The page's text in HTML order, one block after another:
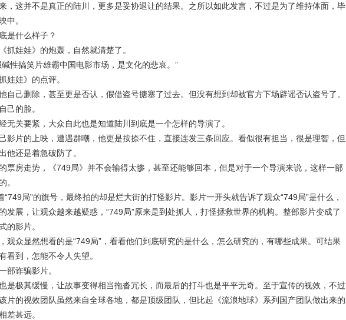
，这并不是真正的陆川，更多是妥协退让的结果。之所以如此发言，不过是为了维持体面，毕
中。
是什么样子？
抓娃娃》的炮轰，自然就清楚了。
碱性搞笑片雄霸中国电影市场，是文化的悲哀。”
娃娃》的点评。
自己删除，甚至更是否认，假借盗号搪塞了过去。但没有想到却被官方下场辟谣否认盗号了。
己的脸。
无关要紧，大众自此也是知道陆川到底是一个怎样的导演了。
影片的上映，遭遇群嘲，他更是按捺不住，直接连发三条回应。看似很有担当，很是理智，但
他还是着急破防了。
票房走势，《749局》并不会输得太惨，甚至还能够回本，但是对于一个导演来说，这样一部
。
“749局”的旗号，最终拍的却是烂大街的打怪影片。影片一开头就告诉了观众“749局”是什么，
发展，让观众越来越疑惑，“749局”原来是到处抓人，打怪拯救世界的机构。整部影片变成了
的影片。
观众显然想看的是“749局”，看看他们到底研究的是什么，怎么研究的，有哪些成果。可结果
看到，怎能不令人失望。
部诈骗影片。
是极其缓慢，让故事变得相当拖沓冗长，而最后的打斗也是平平无奇。至于宣传的视效，不过
片的视效团队虽然来自全球各地，都是顶级团队，但比起《流浪地球》系列国产团队做出来的
差甚远。